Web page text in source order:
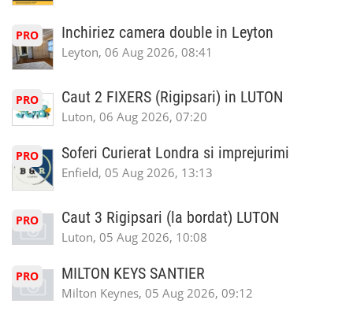
PRO Inchiriez camera double in Leyton
Leyton, 06 Aug 2026, 08:41
PRO Caut 2 FIXERS (Rigipsari) in LUTON
Luton, 06 Aug 2026, 07:20
PRO Soferi Curierat Londra si imprejurimi
Enfield, 05 Aug 2026, 13:13
PRO Caut 3 Rigipsari (la bordat) LUTON
Luton, 05 Aug 2026, 10:08
PRO MILTON KEYS SANTIER
Milton Keynes, 05 Aug 2026, 09:12